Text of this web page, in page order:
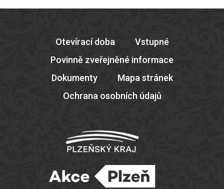
Otevírací doba
Vstupné
Povinně zveřejněné informace
Dokumenty
Mapa stránek
Ochrana osobních údajů